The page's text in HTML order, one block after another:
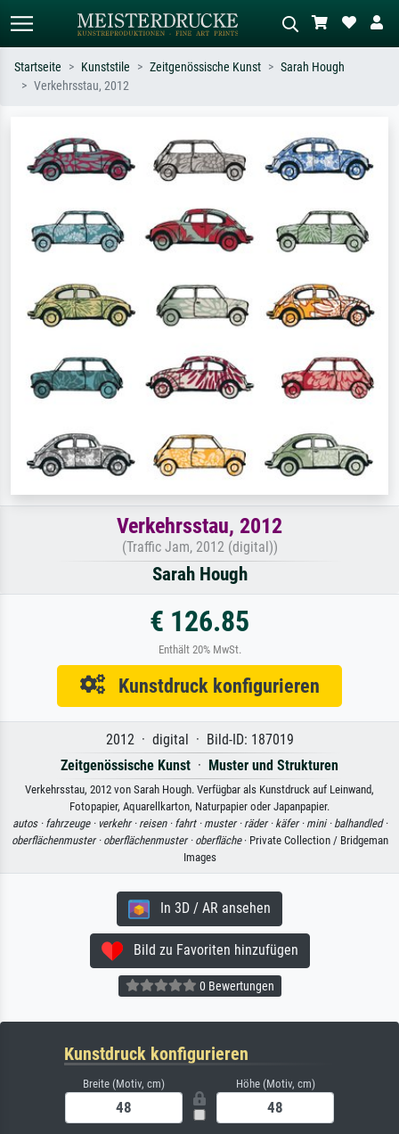
oder Stilen – z.B. Monet,
Sternennacht, Impressionismus, Welle
Hokusai, Akt.
Wiese, Abstrakt mit viel Rot, Dunkles
Ölgemälde, Stehender Akt neben einem
Baum.
Startseite Kunststile Zeitgenössische Kunst
Sarah Hough
Verkehrsstau, 2012
Verkehrsstau, 2012
(Traffic Jam, 2012 (digital))
Sarah Hough
€ 126.85
Enthält 20% MwSt.
Kunstdruck konfigurieren
2012 · digital · Bild-ID: 187019
Zeitgenössische Kunst · Muster und Strukturen
Verkehrsstau, 2012 von Sarah Hough. Verfügbar als Kunstdruck auf Leinwand,
Fotopapier, Aquarellkarton, Naturpapier oder Japanpapier.
autos · fahrzeuge · verkehr · reisen · fahrt · muster · räder · käfer · mini · balhandled ·
oberflächenmuster · oberflächenmuster · oberfläche· Private Collection / Bridgeman
Images
In 3D / AR ansehen
Bild zu Favoriten hinzufügen
0 Bewertungen
Kunstdruck konfigurieren
Breite (Motiv, cm) Höhe (Motiv, cm)